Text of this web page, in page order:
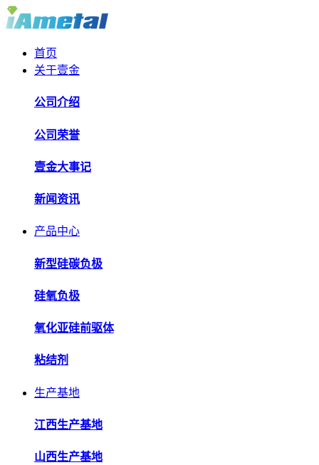
首页
关于壹金
公司介绍
公司荣誉
壹金大事记
新闻资讯
产品中心
新型硅碳负极
硅氧负极
氧化亚硅前驱体
粘结剂
生产基地
江西生产基地
山西生产基地